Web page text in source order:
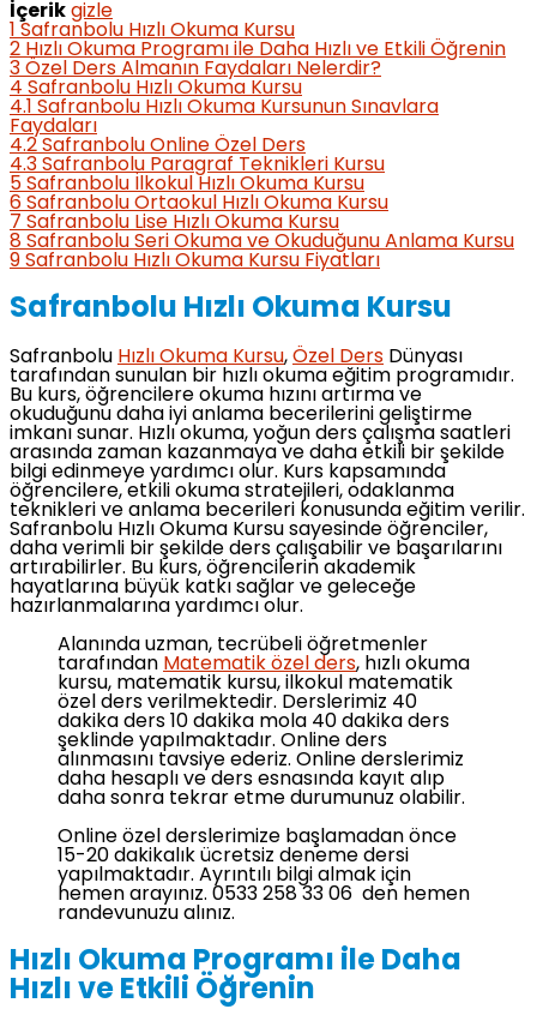
İçerik gizle
Safranbolu Hızlı Okuma Kursu
2 Hızlı Okuma Programı ile Daha Hızlı ve Etkili Öğrenin
3 Özel Ders Almanın Faydaları Nelerdir?
4 Safranbolu Hızlı Okuma Kursu
4.1
Safranbolu Hızlı Okuma Kursunun Sınavlara
Faydaları
4.2 Safranbolu Online Özel Ders
4.3 Safranbolu Paragraf Teknikleri Kursu
5 Safranbolu İlkokul Hızlı Okuma Kursu
6 Safranbolu Ortaokul Hızlı Okuma Kursu
7 Safranbolu Lise Hızlı Okuma Kursu
8 Safranbolu Seri Okuma ve Okuduğunu Anlama Kursu
9 Safranbolu Hızlı Okuma Kursu Fiyatları
Safranbolu Hızlı Okuma Kursu
Safranbolu Hızlı Okuma Kursu, Özel Ders Dünyası
tarafından sunulan bir hızlı okuma eğitim programıdır.
Bu kurs, öğrencilere okuma hızını artırma ve
okuduğunu daha iyi anlama becerilerini geliştirme
imkanı sunar. Hızlı okuma, yoğun ders çalışma saatleri
arasında zaman kazanmaya ve daha etkili bir şekilde
bilgi edinmeye yardımcı olur. Kurs kapsamında
öğrencilere, etkili okuma stratejileri, odaklanma
teknikleri ve anlama becerileri konusunda eğitim verilir.
Safranbolu Hızlı Okuma Kursu sayesinde öğrenciler,
daha verimli bir şekilde ders çalışabilir ve başarılarını
artırabilirler. Bu kurs, öğrencilerin akademik
hayatlarına büyük katkı sağlar ve geleceğe
hazırlanmalarına yardımcı olur.
Alanında uzman, tecrübeli öğretmenler
tarafından Matematik özel ders, hızlı okuma
kursu, matematik kursu, ilkokul matematik
özel ders verilmektedir. Derslerimiz 40
dakika ders 10 dakika mola 40 dakika ders
şeklinde yapılmaktadır. Online ders
alınmasını tavsiye ederiz. Online derslerimiz
daha hesaplı ve ders esnasında kayıt alıp
daha sonra tekrar etme durumunuz olabilir.
Online özel derslerimize başlamadan önce
15-20 dakikalık ücretsiz deneme dersi
yapılmaktadır. Ayrıntılı bilgi almak için
hemen arayınız. 0533 258 33 06 den hemen
randevunuzu alınız.
Hızlı Okuma Programı ile Daha
Hızlı ve Etkili Öğrenin